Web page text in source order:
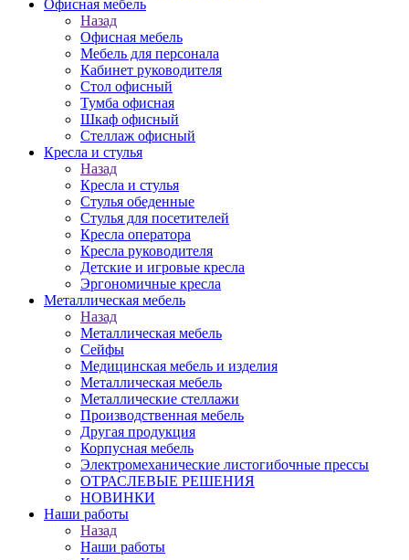
Офисная мебель
Назад
Офисная мебель
Мебель для персонала
Кабинет руководителя
Стол офисный
Тумба офисная
Шкаф офисный
Стеллаж офисный
Кресла и стулья
Назад
Кресла и стулья
Стулья обеденные
Стулья для посетителей
Кресла оператора
Кресла руководителя
Детские и игровые кресла
Эргономичные кресла
Металлическая мебель
Назад
Металлическая мебель
Сейфы
Медицинская мебель и изделия
Металлическая мебель
Металлические стеллажи
Производственная мебель
Другая продукция
Корпусная мебель
Электромеханические листогибочные прессы
ОТРАСЛЕВЫЕ РЕШЕНИЯ
НОВИНКИ
Наши работы
Назад
Наши работы